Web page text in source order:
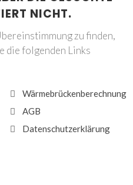
NICHT.
zu finden,
die folgenden Links
Wärmebrückenberechnung
AGB
Datenschutzerklärung